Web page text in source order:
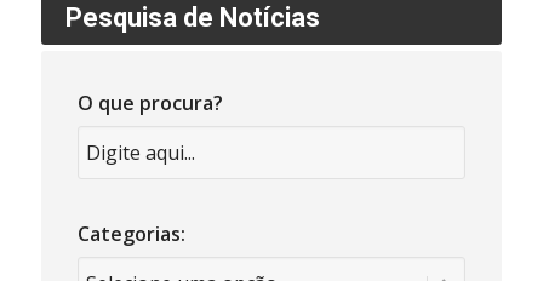
Pesquisa de Notícias
O que procura?
Categorias: